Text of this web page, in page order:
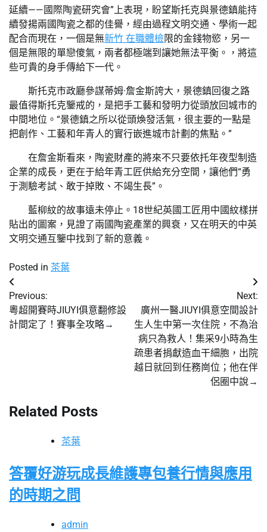
延續——國際陶瓷研究會”上表現，盼望斯托克與景德鎮能持
續發揚兩國陶瓷之都的佳譽，經由過程文明交通、學術一起
配合而現在，一個是無新竹 在職體檢限的金錢物慾，另一
個是無限的單戀傻氣，兩者都極端到讓她無法平衡。，將這
些可貴的身手傳給下一代。
斯托克市政廳參謀蒂姆·詹金斯誇大，景德鎮回復之路
最值得斯托克鑒戒的，是把手工藝和發明力從頭放回城市的
中間地位。“景德鎮之所以從頭煥發活氣，很主要的一點是
把創作、工藝和年青人的實行嵌進城市計劃的焦點。”
在詹金斯看來，陶瓷財產的將來不只要依托年夜型制造
企業的成長，更在于給年青工匠供給充分空間，讓他們“勇
于測驗考試、敢于掉敗、不竭生長”。
藍柳紋的故事遠未停止。18世紀英國工匠用中國紋樣拼
貼出的圖案，見證了兩國陶瓷產業的興衰，又在明天的中英
文明交通互鑒中找到了新的意義。
Posted in 茶葉
文
章
導
Previous:
粵超開賽時JIUYI俱意翻修設
計間定了！賽事全攻略→
Next:
廣州一醫JIUYI俱意空間設計
生人生中第一次住院，不為治
病只為救人！集采9小時為生
疏患者捐獻造血干細胞，出院
越日就回到任務崗位；他在伴
侶圈中說→
Related Posts
茶葉
答覆好游玩成長維護專包養行情與應用
的時期之問
admin